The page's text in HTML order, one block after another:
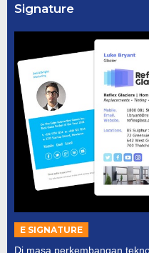
Signature
E SIGNATURE
Di masa perkembangan